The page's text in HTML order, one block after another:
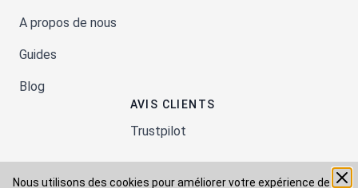
Nous utilisons des cookies pour améliorer votre expérience de
A propos de nous
Guides
Blog
AVIS CLIENTS
Trustpilot